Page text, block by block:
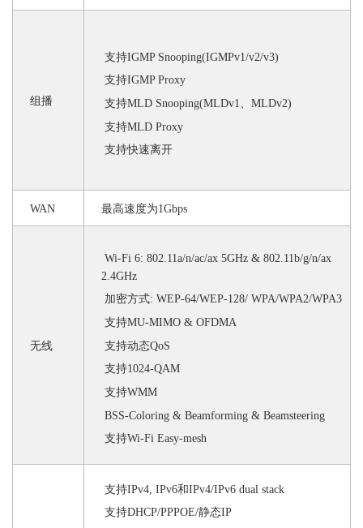
组播
支持IGMP Snooping(IGMPv1/v2/v3)
支持IGMP Proxy
支持MLD Snooping(MLDv1、MLDv2)
支持MLD Proxy
支持快速离开
WAN 最高速度为1Gbps
无线
Wi-Fi 6: 802.11a/n/ac/ax 5GHz & 802.11b/g/n/ax
2.4GHz
加密方式: WEP-64/WEP-128/ WPA/WPA2/WPA3
支持MU-MIMO & OFDMA
支持动态QoS
支持1024-QAM
支持WMM
BSS-Coloring & Beamforming & Beamsteering
支持Wi-Fi Easy-mesh
支持IPv4, IPv6和IPv4/IPv6 dual stack
支持DHCP/PPPOE/静态IP